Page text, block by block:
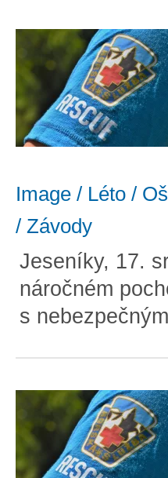
Image / Léto /
/ Závody
Jeseníky, 17.
náročném
s